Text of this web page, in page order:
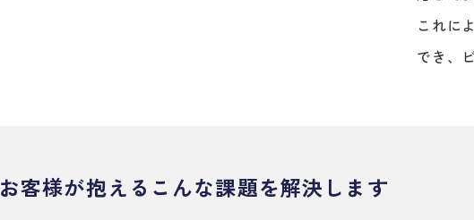
これに
でき、
お客様が抱えるこんな課題を解決します